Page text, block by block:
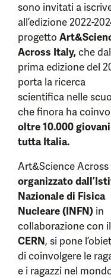
sono invitati a
all’edizione 2022-
progetto
Across Italy,che
prima edizione del
porta la ricerca
scientifica nelle
che finora ha
oltre 10.000
tutta Italia.
Art&Science Across
organizzato
Nazionale di Fisica
Nucleare (INFN) in
collaborazione con il
CERN, si pone
di coinvolgere le
e i ragazzi nel